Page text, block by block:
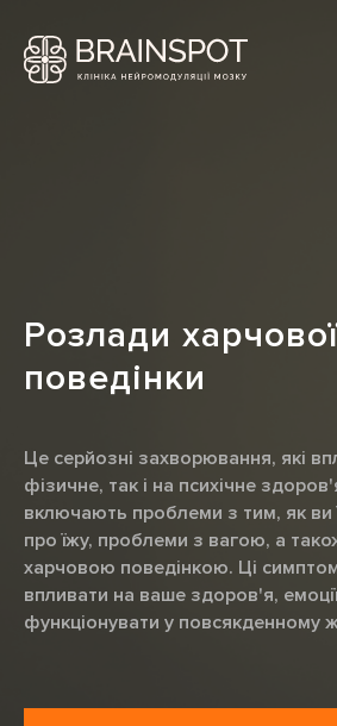
Розлади
поведінки
Це серйозні захворювання, які
фізичне, так і на психічне
включають проблеми з тим, як ви
про їжу, проблеми з вагою, а
харчовою поведінкою. Ці
впливати на ваше здоров'я,
функціонувати у повсякденному